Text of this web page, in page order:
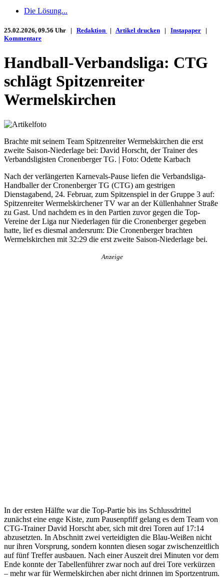
Die Lösung...
25.02.2026, 09.56 Uhr | Redaktion | Artikel drucken | Instapaper |
Kommentare
Handball-Verbandsliga: CTG
schlägt Spitzenreiter
Wermelskirchen
Brachte mit seinem Team Spitzenreiter Wermelskirchen die erst
zweite Saison-Niederlage bei: David Horscht, der Trainer des
Verbandsligisten Cronenberger TG. | Foto: Odette Karbach
Nach der verlängerten Karnevals-Pause liefen die Verbandsliga-
Handballer der Cronenberger TG (CTG) am gestrigen
Dienstagabend, 24. Februar, zum Spitzenspiel in der Gruppe 3 auf:
Spitzenreiter Wermelskirchener TV war an der Küllenhahner Straße
zu Gast. Und nachdem es in den Partien zuvor gegen die Top-
Vereine der Liga nur Niederlagen für die Cronenberger gegeben
hatte, lief es diesmal andersrum: Die Cronenberger brachten
Wermelskirchen mit 32:29 die erst zweite Saison-Niederlage bei.
Anzeige
In der ersten Hälfte war die Top-Partie bis ins Schlussdrittel
zunächst eine enge Kiste, zum Pausenpfiff gelang es dem Team von
CTG-Trainer David Horscht aber, sich mit drei Toren auf 17:14
abzusetzten. In Abschnitt zwei verteidigten die Blau-Weißen nicht
nur ihren Vorsprung, sondern konnten diesen sogar zwischenzeitlich
auf fünf Treffer ausbauen. Nach einer Auszeit drei Minuten vor dem
Ende konnte der Tabellenführer zwar noch auf drei Tore verkürzen
– mehr war für Wermelskirchen aber nicht drinnen im Sportzentrum.